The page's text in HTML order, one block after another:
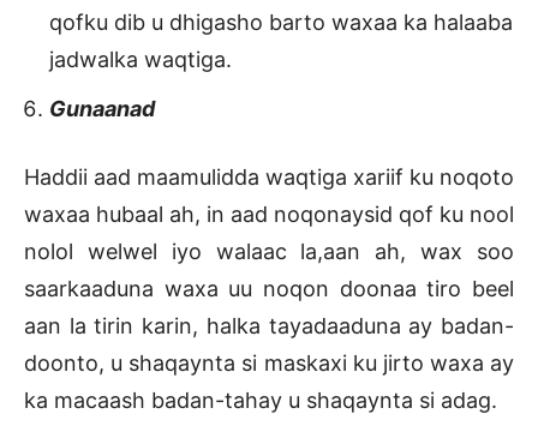
qofku dib u dhigasho barto waxaa ka halaaba
jadwalka waqtiga.
Gunaanad
Haddii aad maamulidda waqtiga xariif ku noqoto
waxaa hubaal ah, in aad noqonaysid qof ku nool
nolol welwel iyo walaac la,aan ah, wax soo
saarkaaduna waxa uu noqon doonaa tiro beel
aan la tirin karin, halka tayadaaduna ay badan-
doonto, u shaqaynta si maskaxi ku jirto waxa ay
ka macaash badan-tahay u shaqaynta si adag.